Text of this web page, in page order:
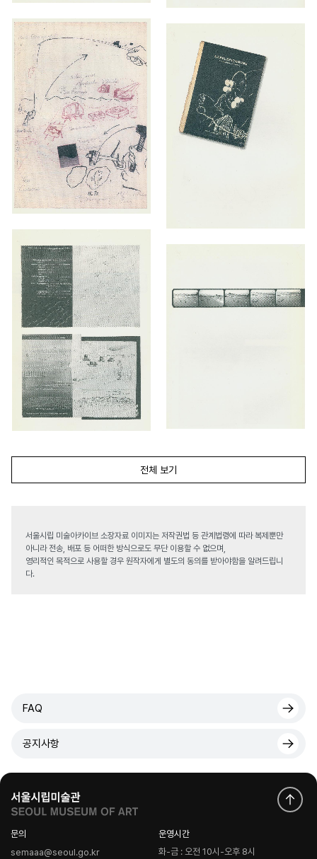
전체 보기
서울시립 미술아카이브 소장자료 이미지는 저작권법 등 관계법령에 따라 복제뿐만
아니라 전송, 배포 등 어떠한 방식으로도 무단 이용할 수 없으며,
영리적인 목적으로 사용할 경우 원작자에게 별도의 동의를 받아야함을 알려드립니
다.
FAQ
공지사항
문의
semaaa@seoul.go.kr
운영시간
화-금 : 오전 10시-오후 8시